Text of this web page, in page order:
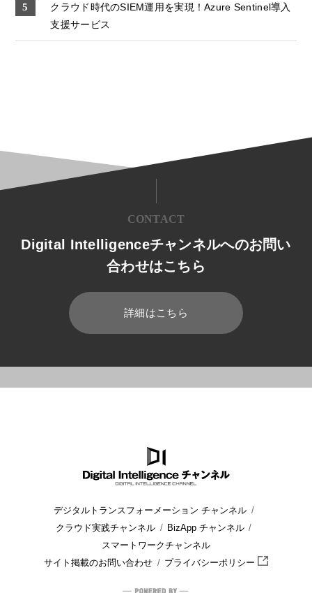
クラウド時代のSIEM運用を実現！Azure Sentinel導入
支援サービス
CONTACT
Digital Intelligenceチャンネルへのお問い
合わせはこちら
詳細はこちら
デジタルトランスフォーメーション チャンネル
クラウド実践チャンネル
BizApp チャンネル
スマートワークチャンネル
サイト掲載のお問い合わせ
プライバシーポリシー